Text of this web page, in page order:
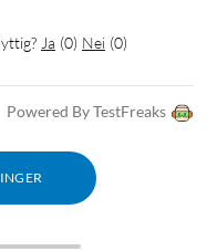
Ja (0) Nei (0)
Powered By TestFreaks